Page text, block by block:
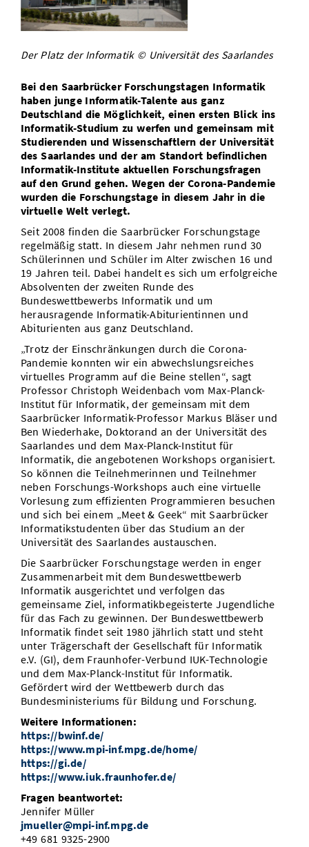
Vom Studium in den Beruf
Study Scheduler
Bibliothek
Start-ups
IT-Themenabend
Ranking
Zahlen & Fakten
Preise, Auszeichnungen und Förderungen
Kontakt
SIC Merchandise
SIC Podcast
Anfahrt
AnsprechpartnerInnen, Personen, Forschungsgruppen
Termine, Vorträge und Veranstaltungen
Alumni
Der Platz der Informatik © Universität des Saarlandes
Bei den Saarbrücker Forschungstagen Informatik
haben junge Informatik-Talente aus ganz
Deutschland die Möglichkeit, einen ersten Blick ins
Informatik-Studium zu werfen und gemeinsam mit
Studierenden und Wissenschaftlern der Universität
des Saarlandes und der am Standort befindlichen
Informatik-Institute aktuellen Forschungsfragen
auf den Grund gehen. Wegen der Corona-Pandemie
wurden die Forschungstage in diesem Jahr in die
virtuelle Welt verlegt.
Seit 2008 finden die Saarbrücker Forschungstage
regelmäßig statt. In diesem Jahr nehmen rund 30
Schülerinnen und Schüler im Alter zwischen 16 und
19 Jahren teil. Dabei handelt es sich um erfolgreiche
Absolventen der zweiten Runde des
Bundeswettbewerbs Informatik und um
herausragende Informatik-Abiturientinnen und
Abiturienten aus ganz Deutschland.
„Trotz der Einschränkungen durch die Corona-
Pandemie konnten wir ein abwechslungsreiches
virtuelles Programm auf die Beine stellen“, sagt
Professor Christoph Weidenbach vom Max-Planck-
Institut für Informatik, der gemeinsam mit dem
Saarbrücker Informatik-Professor Markus Bläser und
Ben Wiederhake, Doktorand an der Universität des
Saarlandes und dem Max-Planck-Institut für
Informatik, die angebotenen Workshops organisiert.
So können die Teilnehmerinnen und Teilnehmer
neben Forschungs-Workshops auch eine virtuelle
Vorlesung zum effizienten Programmieren besuchen
und sich bei einem „Meet & Geek“ mit Saarbrücker
Informatikstudenten über das Studium an der
Universität des Saarlandes austauschen.
Die Saarbrücker Forschungstage werden in enger
Zusammenarbeit mit dem Bundeswettbewerb
Informatik ausgerichtet und verfolgen das
gemeinsame Ziel, informatikbegeisterte Jugendliche
für das Fach zu gewinnen. Der Bundeswettbewerb
Informatik findet seit 1980 jährlich statt und steht
unter Trägerschaft der Gesellschaft für Informatik
e.V. (GI), dem Fraunhofer-Verbund IUK-Technologie
und dem Max-Planck-Institut für Informatik.
Gefördert wird der Wettbewerb durch das
Bundesministeriums für Bildung und Forschung.
Weitere Informationen:
https://bwinf.de/
https://www.mpi-inf.mpg.de/home/
https://gi.de/
https://www.iuk.fraunhofer.de/
Fragen beantwortet:
Jennifer Müller
jmueller@mpi-inf.mpg.de
+49 681 9325-2900